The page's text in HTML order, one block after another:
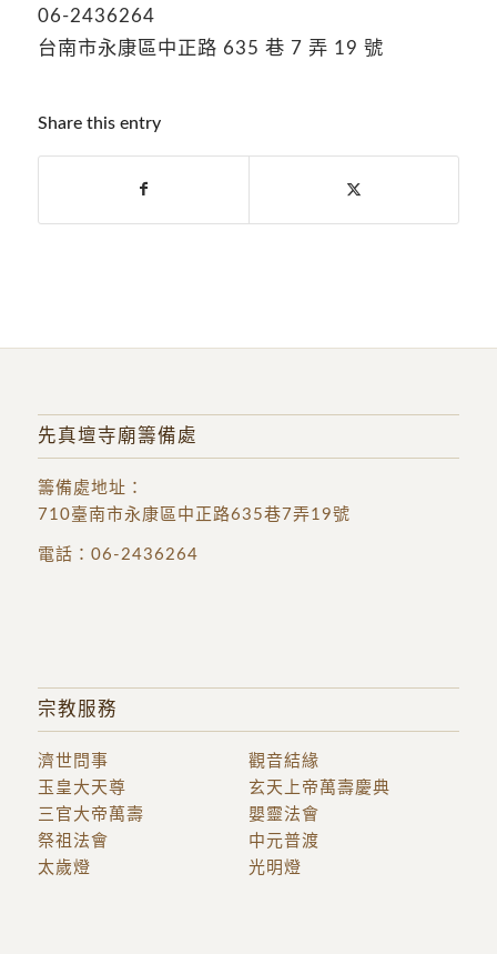
06-2436264
台南市永康區中正路 635 巷 7 弄 19 號
Share this entry
先真壇寺廟籌備處
籌備處地址 ：
710臺南市永康區中正路635巷7弄19號
電話： 06-2436264
宗教服務
濟世問事
觀音結緣
玉皇大天尊
三官大帝萬壽
玄天上帝萬壽慶典
嬰靈法會
祭祖法會
中元普渡
太歲燈
光明燈